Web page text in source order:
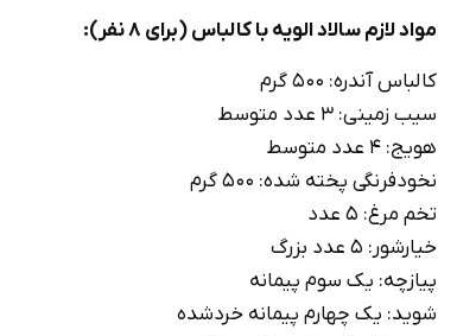
مواد لازم سالاد الویه با کالباس (برای 8 نفر):
کالباس آندره: 500 گرم
سیب زمینی: 3 عدد متوسط
هویج: 4 عدد متوسط
نخودفرنگی پخته شده: 500 گرم
تخم مرغ: 5 عدد
خیارشور: 5 عدد بزرگ
پیازچه: یک سوم پیمانه
شوید: یک چهارم پیمانه خردشده